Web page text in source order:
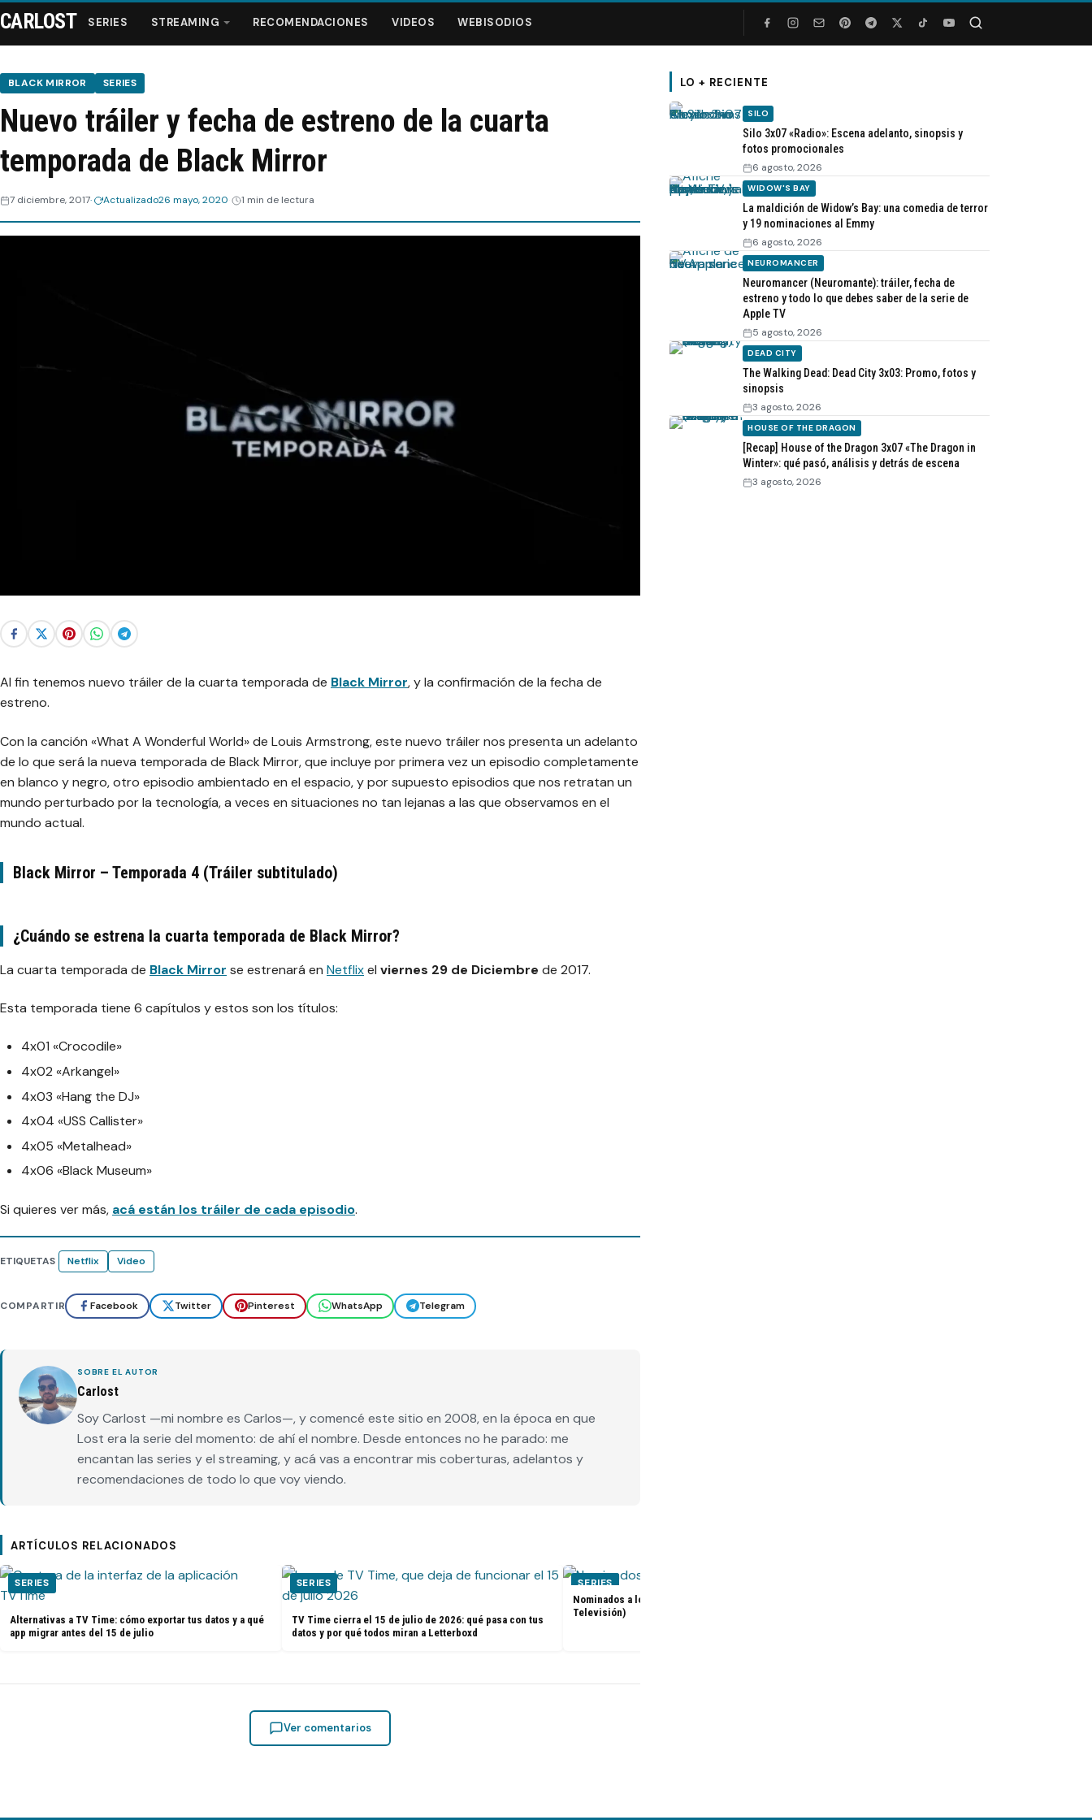
Series
Streaming
CARLOST SERIES STREAMING RECOMENDACIONES VIDEOS WEBISODIOS
BLACK MIRROR SERIES
Nuevo tráiler y fecha de estreno de la cuarta
temporada de Black Mirror
7 diciembre, 2017 Actualizado26 mayo, 2020 1 min de lectura
Al fin tenemos nuevo tráiler de la cuarta temporada de Black Mirror, y la confirmación de la fecha de
estreno.
Con la canción «What A Wonderful World» de Louis Armstrong, este nuevo tráiler nos presenta un adelanto
de lo que será la nueva temporada de Black Mirror, que incluye por primera vez un episodio completamente
en blanco y negro, otro episodio ambientado en el espacio, y por supuesto episodios que nos retratan un
mundo perturbado por la tecnología, a veces en situaciones no tan lejanas a las que observamos en el
mundo actual.
Black Mirror – Temporada 4 (Tráiler subtitulado)
¿Cuándo se estrena la cuarta temporada de Black Mirror?
La cuarta temporada de Black Mirror se estrenará en Netflixel viernes 29 de Diciembre de 2017.
Esta temporada tiene 6 capítulos y estos son los títulos:
4x01 «Crocodile»
4x02 «Arkangel»
4x03 «Hang the DJ»
4x04 «USS Callister»
4x05 «Metalhead»
4x06 «Black Museum»
Si quieres ver más, acá están los tráiler de cada episodio.
ETIQUETAS Netflix Video
COMPARTIR Facebook Twitter Pinterest WhatsApp Telegram
SOBRE EL AUTOR
Carlost
Soy Carlost —mi nombre es Carlos—, y comencé este sitio en 2008, en la época en que
Lost era la serie del momento: de ahí el nombre. Desde entonces no he parado: me
encantan las series y el streaming, y acá vas a encontrar mis coberturas, adelantos y
recomendaciones de todo lo que voy viendo.
ARTÍCULOS RELACIONADOS
SERIES
Alternativas a TV Time: cómo exportar tus datos y a qué
app migrar antes del 15 de julio
SERIES
TV Time cierra el 15 de julio de 2026: qué pasa con tus
datos y por qué todos miran a Letterboxd
SERIES
Nominados a los premios Golden Globes 2025 (Cine y
Televisión)
Ver comentarios
LO + RECIENTE
SILO
Silo 3x07 «Radio»: Escena adelanto, sinopsis y
fotos promocionales
6 agosto, 2026
WIDOW'S BAY
La maldición de Widow’s Bay: una comedia de terror
y 19 nominaciones al Emmy
6 agosto, 2026
NEUROMANCER
Neuromancer (Neuromante): tráiler, fecha de
estreno y todo lo que debes saber de la serie de
Apple TV
5 agosto, 2026
DEAD CITY
The Walking Dead: Dead City 3x03: Promo, fotos y
sinopsis
3 agosto, 2026
HOUSE OF THE DRAGON
[Recap] House of the Dragon 3x07 «The Dragon in
Winter»: qué pasó, análisis y detrás de escena
3 agosto, 2026